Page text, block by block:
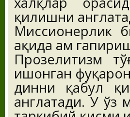
қилишни
Миссионерлик
ҳақида ҳам
Прозелитизм
ишонган
динни қабул
англатади. У ўз